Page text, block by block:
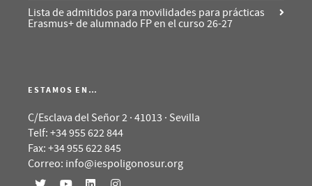
Lista de admitidos para movilidades para prácticas
Erasmus+ de alumnado FP en el curso 26-27
ESTAMOS EN…
C/Esclava del Señor 2 · 41013 · Sevilla
Telf: +34 955 622 844
Fax: +34 955 622 845
Correo: info@iespoligonosur.org